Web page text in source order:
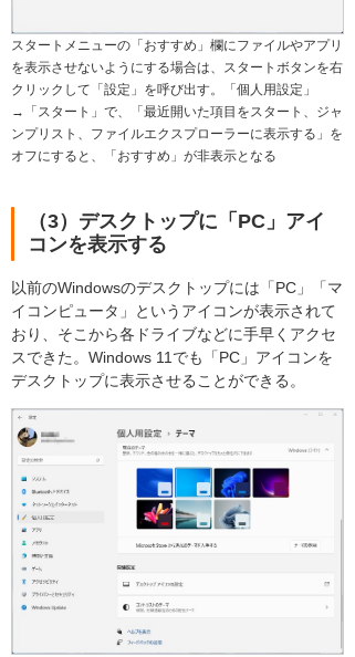
スタートメニューの「おすすめ」欄にファイルやアプリ
を表示させないようにする場合は、スタートボタンを右
クリックして「設定」を呼び出す。「個人用設定」
→「スタート」で、「最近開いた項目をスタート、ジャ
ンプリスト、ファイルエクスプローラーに表示する」を
オフにすると、「おすすめ」が非表示となる
（3）デスクトップに「PC」アイ
コンを表示する
以前のWindowsのデスクトップには「PC」「マ
イコンピュータ」というアイコンが表示されて
おり、そこから各ドライブなどに手早くアクセ
スできた。Windows 11でも「PC」アイコンを
デスクトップに表示させることができる。